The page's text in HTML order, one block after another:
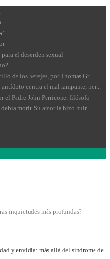
el desorden sexual
de los herejes, por Thomas Gr...
contra el mal rampante, por...
el Padre John Perricone, filósofo
morir. Su amor la hizo huir ...
inquietudes más profundas?